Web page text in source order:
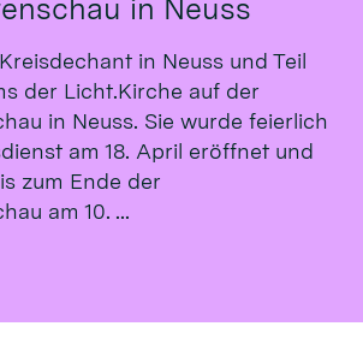
in Neuss
in Neuss und Teil
der Licht.Kirche auf der
in Neuss. Sie wurde feierlich
am 18. April eröffnet und
zum Ende der
am 10. ...